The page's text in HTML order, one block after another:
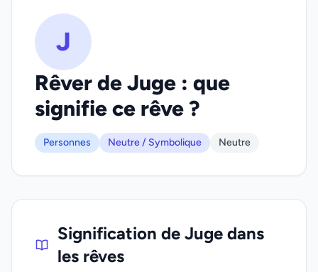
J
Rêver de Juge : que
signifie ce rêve ?
Personnes Neutre / Symbolique Neutre
Signification de Juge dans
les rêves